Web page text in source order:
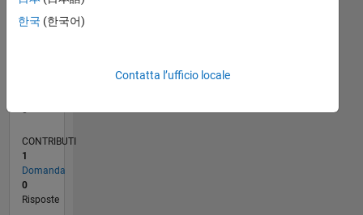
RANK
0
CONTRIBUTI
1
Domanda
0
Risposte
한국 (한국어)
Contatta l’ufficio locale